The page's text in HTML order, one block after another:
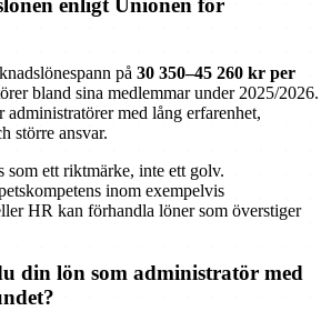
enligt Unionen för
på 30 350–45 260 kr per
bland sina medlemmar under 2025/2026.
administratörer med lång erfarenhet,
större ansvar.
som ett riktmärke, inte ett golv.
inom exempelvis
HR kan förhandla löner som överstiger
din lön som administratör med